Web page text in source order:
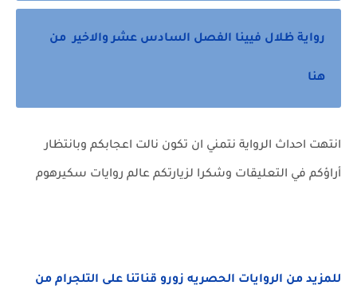
رواية ظلال فيينا الفصل السادس عشر والاخير من
هنا
انتهت احداث الرواية نتمني ان تكون نالت اعجابكم وبانتظار
أراؤكم في التعليقات وشكرا لزيارتكم عالم روايات سكيرهوم
للمزيد من الروايات الحصريه زورو قناتنا على التلجرام من